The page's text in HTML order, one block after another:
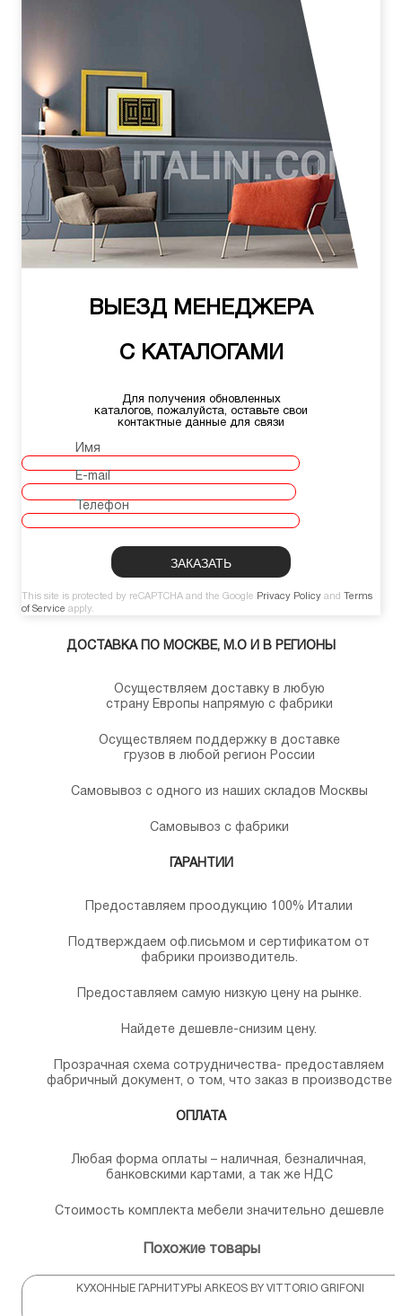
ВЫЕЗД МЕНЕДЖЕРА
С КАТАЛОГАМИ
Для получения обновленных
каталогов, пожалуйста, оставьте свои
контактные данные для связи
Имя
E-mail
Телефон
This site is protected by reCAPTCHA and the Google Privacy Policy and
Terms
of Service apply.
ДОСТАВКА ПО МОСКВЕ, М.О И В РЕГИОНЫ
Осуществляем доставку в любую
страну Европы напрямую с фабрики
Осуществляем поддержку в доставке
грузов в любой регион России
Самовывоз с одного из наших складов Москвы
Самовывоз с фабрики
ГАРАНТИИ
Предоставляем проодукцию 100% Италии
Подтверждаем оф.письмом и сертификатом от
фабрики производитель.
Предоставляем самую низкую цену на рынке.
Найдете дешевле-снизим цену.
Прозрачная схема сотрудничества- предоставляем
фабричный документ, о том, что заказ в производстве
ОПЛАТА
Любая форма оплаты – наличная, безналичная,
банковскими картами, а так же НДС
Стоимость комплекта мебели значительно дешевле
Похожие товары
КУХОННЫЕ ГАРНИТУРЫ ARKEOS BY VITTORIO GRIFONI